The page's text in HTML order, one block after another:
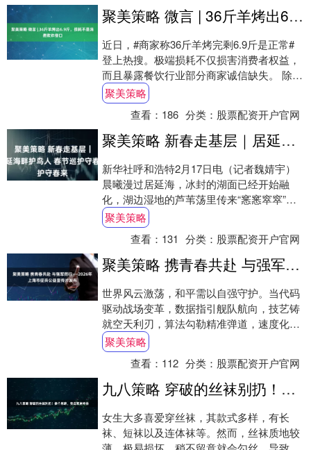
聚美策略 微言 | 36斤羊烤出6.9斤，损耗不是消费欺诈借口
近日，#商家称36斤羊烤完剩6.9斤是正常#
登上热搜。极端损耗不仅损害消费者权益，
而且暴露餐饮行业部分商家诚信缺失。 除夕
夜，王女士带着家人购买1188元套餐，....
聚美策略
查看： 186 分类： 股票配资开户官网
聚美策略 新春走基层｜居延海畔护鸟人 春节巡护守春来
新华社呼和浩特2月17日电（记者魏婧宇）
晨曦漫过居延海，冰封的湖面已经开始融
化，湖边湿地的芦苇荡里传来“窸窸窣窣”的
声音。居延海湿地保护站站长马泽军挎着望
远镜，....
聚美策略
查看： 131 分类： 股票配资开户官网
聚美策略 携青春共赴 与强军同行——2026年上海市征兵公益宣传片发布
世界风云激荡，和平需以自强守护。当代码
驱动战场变革，数据指引舰队航向，技艺铸
就空天利刃，算法勾勒精准弹道，速度化作
突击锋芒，科技强军的号角已然吹响。 沪上
青年身....
聚美策略
查看： 112 分类： 股票配资开户官网
九八策略 穿破的丝袜别扔！换个思路，竟成家居神器
女生大多喜爱穿丝袜，其款式多样，有长
袜、短袜以及连体袜等。然而，丝袜质地较